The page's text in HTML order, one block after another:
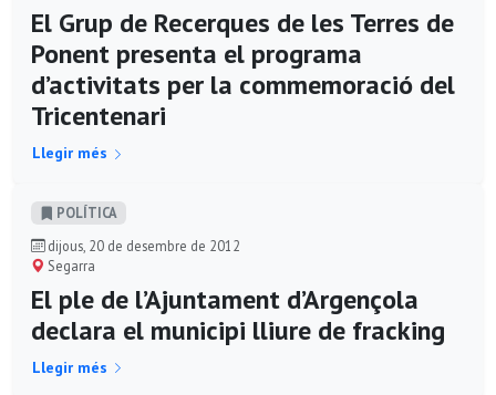
El Grup de Recerques de les Terres de
Ponent presenta el programa
d’activitats per la commemoració del
Tricentenari
Llegir més
POLÍ­TICA
dijous, 20 de desembre de 2012
Segarra
El ple de l’Ajuntament d’Argençola
declara el municipi lliure de fracking
Llegir més